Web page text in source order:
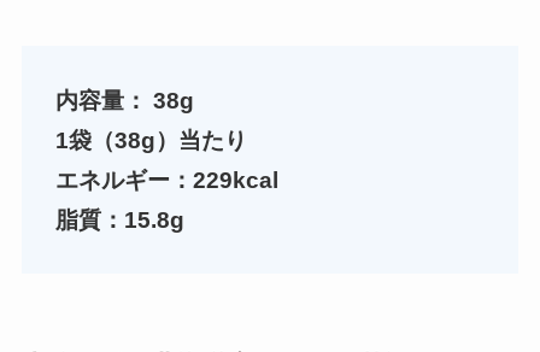
内容量： 38g
1袋（38g）当たり
エネルギー：229kcal
脂質：15.8g